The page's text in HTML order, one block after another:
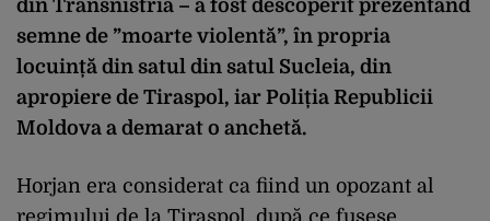
din Transnistria – a fost descoperit prezentând
semne de ”moarte violentă”, în propria
locuință din satul din satul Sucleia, din
apropiere de Tiraspol, iar Poliția Republicii
Moldova a demarat o anchetă.
Horjan era considerat ca fiind un opozant al
regimului de la Tiraspol, după ce fusese